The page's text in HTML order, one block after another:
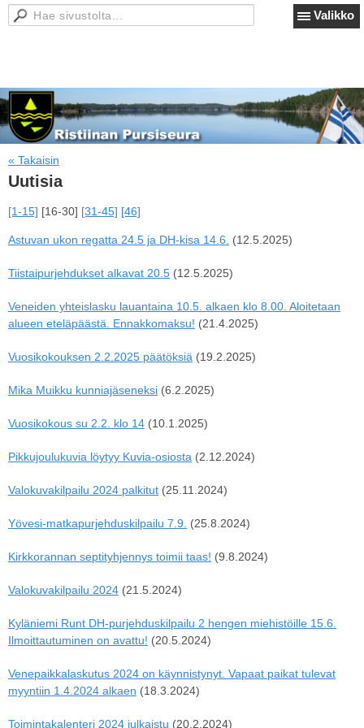
Valikko
« Takaisin
Uutisia
[1-15] [16-30] [31-45] [46]
Astuvan ukon regatta 24.5 ja DH-kisa 14.6. (12.5.2025)
Tiistaipurjehdukset alkavat 20.5 (12.5.2025)
Veneiden yhteislasku lauantaina 10.5. alkaen klo 8.00. Aloitetaan
alueen eteläpäästä. Ennakkomaksu! (21.4.2025)
Vuosikokouksen 2.2.2025 päätöksiä (19.2.2025)
Mika Muikku kunniajäseneksi (6.2.2025)
Vuosikokous su 2.2. klo 14 (10.1.2025)
Pikkujoulukuvia löytyy Kuvia-osiosta (2.12.2024)
Valokuvakilpailu 2024 palkitut (25.11.2024)
Yövesi-matkapurjehduskilpailu 7.9. (25.8.2024)
Kirkkorannan septityhjennys toimii taas! (9.8.2024)
Valokuvakilpailu 2024 (21.5.2024)
Kyläniemi Runt DH-purjehduskilpailu 2 hengen miehistöille 15.6.
Ilmoittautuminen on avattu! (20.5.2024)
Venepaikkalaskutus 2024 on käynnistynyt. Vapaat paikat tulevat
myyntiin 1.4.2024 alkaen (18.3.2024)
Toimintakalenteri 2024 julkaistu (20.2.2024)